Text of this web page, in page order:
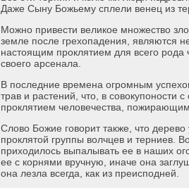
Даже Сыну Божьему сплели венец из
Можно привести великое множество
земле после грехопадения, являются
настоящим проклятием для всего рода
своего арсенала.
В последние времена огромным
трав и растений, что, в
проклятием человечества,
Слово Божие говорит также, что
проклятой группы волчцев и терниев.
приходилось выпалывать ее в наших
ее с корнями вручную, иначе она
она лезла всегда, как из преисподней.